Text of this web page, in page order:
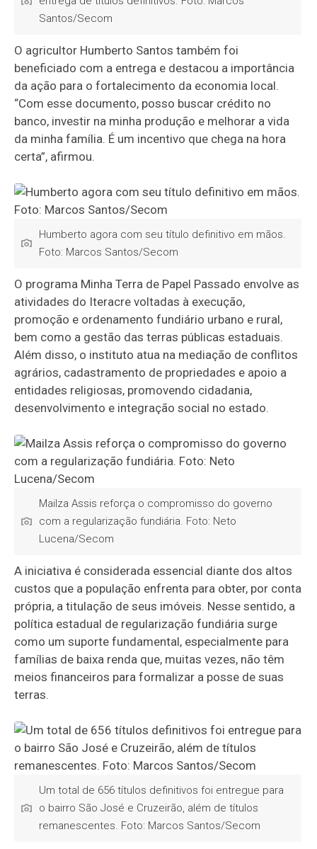
Santos/Secom
O agricultor Humberto Santos também foi
beneficiado com a entrega e destacou a importância
da ação para o fortalecimento da economia local.
“Com esse documento, posso buscar crédito no
banco, investir na minha produção e melhorar a vida
da minha família. É um incentivo que chega na hora
certa”, afirmou.
Humberto agora com seu título definitivo em mãos.
Foto: Marcos Santos/Secom
O programa Minha Terra de Papel Passado envolve as
atividades do Iteracre voltadas à execução,
promoção e ordenamento fundiário urbano e rural,
bem como a gestão das terras públicas estaduais.
Além disso, o instituto atua na mediação de conflitos
agrários, cadastramento de propriedades e apoio a
entidades religiosas, promovendo cidadania,
desenvolvimento e integração social no estado.
Mailza Assis reforça o compromisso do governo
com a regularização fundiária. Foto: Neto
Lucena/Secom
A iniciativa é considerada essencial diante dos altos
custos que a população enfrenta para obter, por conta
própria, a titulação de seus imóveis. Nesse sentido, a
política estadual de regularização fundiária surge
como um suporte fundamental, especialmente para
famílias de baixa renda que, muitas vezes, não têm
meios financeiros para formalizar a posse de suas
terras.
Um total de 656 títulos definitivos foi entregue para
o bairro São José e Cruzeirão, além de títulos
remanescentes. Foto: Marcos Santos/Secom